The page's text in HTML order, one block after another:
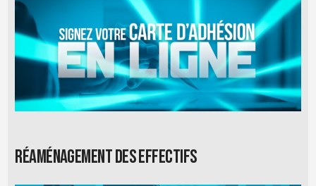
Réaménagement des effectifs